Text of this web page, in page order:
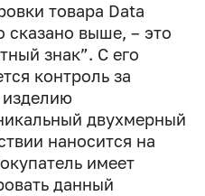
товара Data
выше, – это
знак”. С его
контроль за
двухмерный
наносится на
имеет
данный